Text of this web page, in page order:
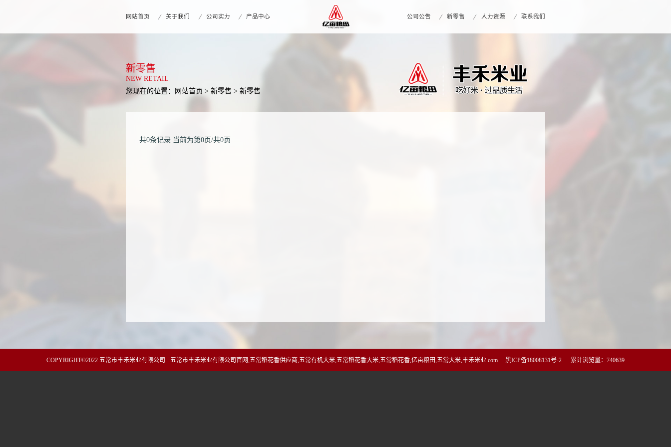
网站首页 关于我们 公司实力 产品中心 公司公告 新零售 人力资源 联系我们
新零售
NEW RETAIL
您现在的位置：
网站首页 > 新零售 > 新零售
共0条记录 当前为第0页/共0页
COPYRIGHT©2022 五常市丰禾米业有限公司 五常市丰禾米业有限公司官网,五常稻花香供应商,五常有机大米,五常稻花香大米,五常稻花香,亿亩粮田,五常大米,丰禾米业.com 黑ICP备18008131号-2 累计浏览量：740639